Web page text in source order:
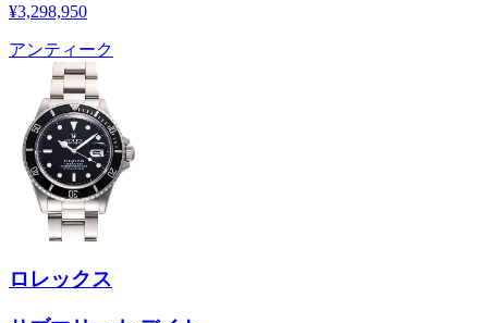
¥3,298,950
アンティーク
ロレックス